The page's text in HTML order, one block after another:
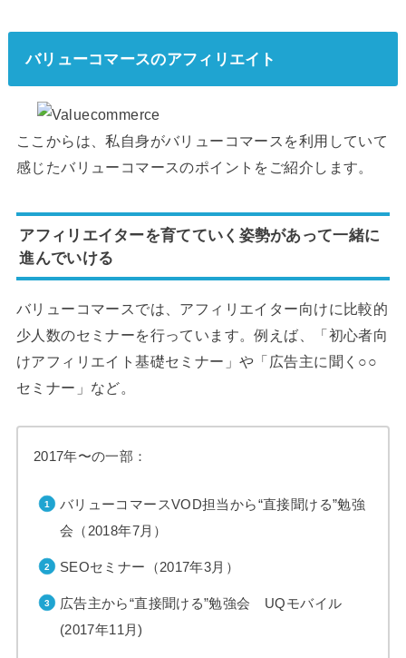
バリューコマースのアフィリエイト
ここからは、私自身がバリューコマースを利用していて
感じたバリューコマースのポイントをご紹介します。
アフィリエイターを育てていく姿勢があって一緒に
進んでいける
バリューコマースでは、アフィリエイター向けに比較的
少人数のセミナーを行っています。例えば、「初心者向
けアフィリエイト基礎セミナー」や「広告主に聞く○○
セミナー」など。
2017年〜の一部：
バリューコマースVOD担当から“直接聞ける”勉強
会（2018年7月）
SEOセミナー（2017年3月）
広告主から“直接聞ける”勉強会 UQモバイル
(2017年11月)